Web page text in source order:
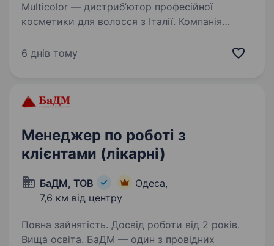
Multicolor — дистриб’ютор професійної
косметики для волосся з Італії. Компанія
Україні з 2015 року. Дізнатись про нас можна
6 днів тому
Менеджер по роботі з
клієнтами (лікарні)
БаДМ, ТОВ
Одеса,
7,6 км від центру
Повна зайнятість. Досвід роботи від 2 років.
Вища освіта. БаДМ — один з провідних